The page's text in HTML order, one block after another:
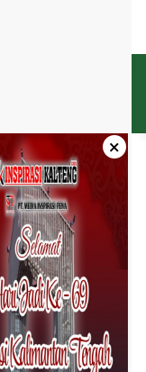
×